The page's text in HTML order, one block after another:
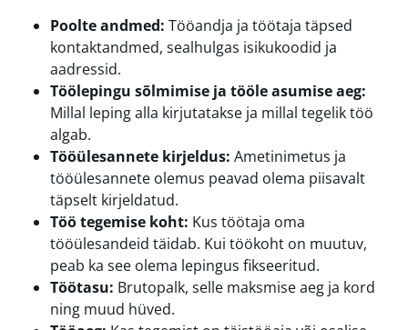
Poolte andmed: Tööandja ja töötaja täpsed
kontaktandmed, sealhulgas isikukoodid ja
aadressid.
Töölepingu sõlmimise ja tööle asumise aeg:
Millal leping alla kirjutatakse ja millal tegelik töö
algab.
Tööülesannete kirjeldus: Ametinimetus ja
tööülesannete olemus peavad olema piisavalt
täpselt kirjeldatud.
Töö tegemise koht: Kus töötaja oma
tööülesandeid täidab. Kui töökoht on muutuv,
peab ka see olema lepingus fikseeritud.
Töötasu: Brutopalk, selle maksmise aeg ja kord
ning muud hüved.